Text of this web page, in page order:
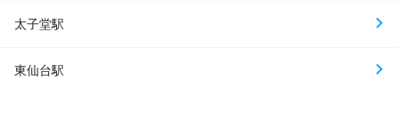
太子堂駅
東仙台駅